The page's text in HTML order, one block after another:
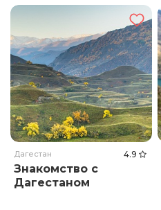
Дагестан 4.9
Знакомство с
Дагестаном